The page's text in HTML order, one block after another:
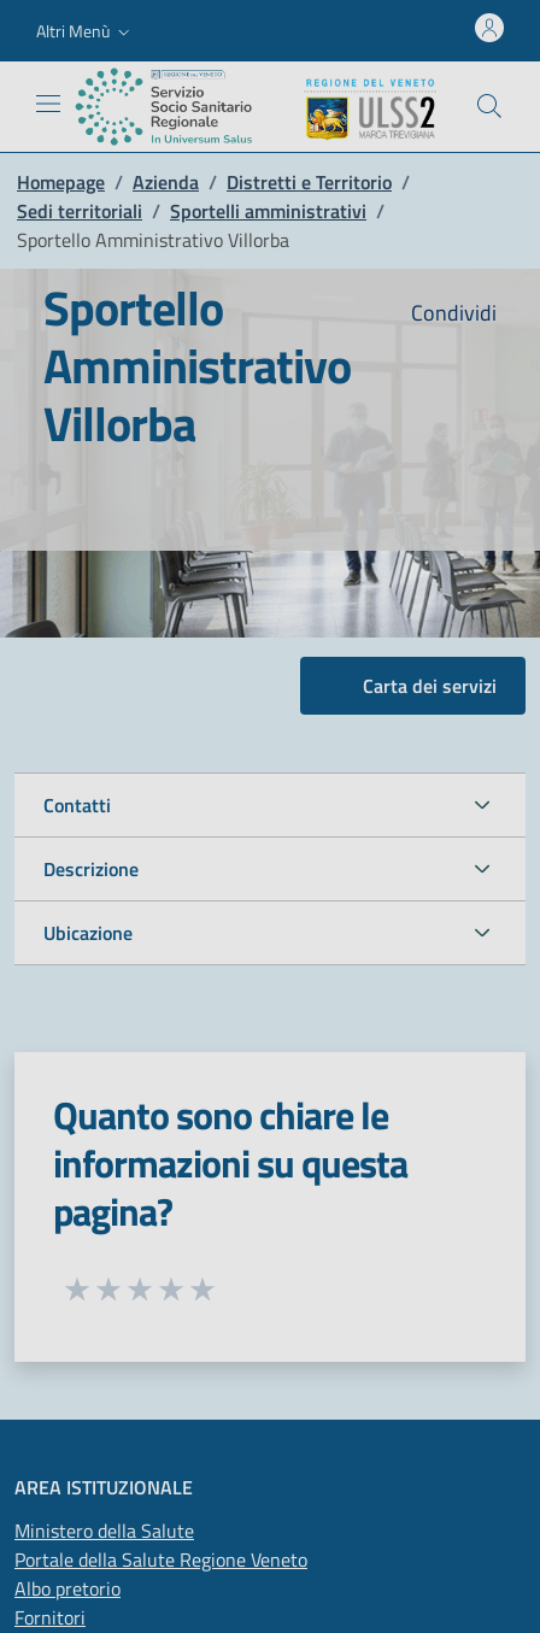
Altri Menù
Homepage / Azienda / Distretti e Territorio /
Sedi territoriali / Sportelli amministrativi /
Sportello Amministrativo Villorba
Condividi
Sportello
Amministrativo
Villorba
Carta dei servizi
Contatti
Descrizione
Ubicazione
Quanto sono chiare le
informazioni su questa
pagina?
Seleziona una valutazione da 1 a 5 stelle
AREA ISTITUZIONALE
Ministero della Salute
Portale della Salute Regione Veneto
Albo pretorio
Fornitori